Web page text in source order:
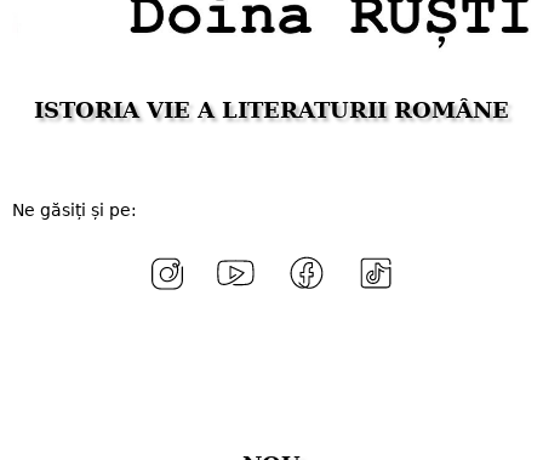
ISTORIA VIE A LITERATURII ROMÂNE
Ne găsiți și pe: